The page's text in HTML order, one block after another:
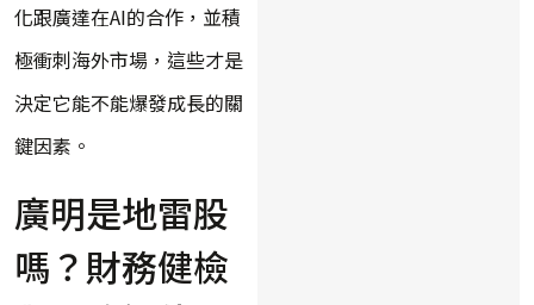
化跟廣達在AI的合作，並積
極衝刺海外市場，這些才是
決定它能不能爆發成長的關
鍵因素。
廣明是地雷股
嗎？財務健檢